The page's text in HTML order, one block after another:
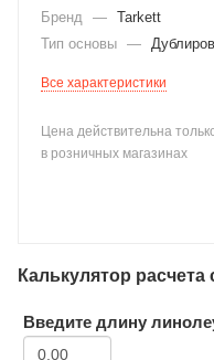
Бренд — Tarkett
Тип основы —
Все характеристики
Цена действительна
в розничных магазинах
Калькулятор расчета
Введите длину